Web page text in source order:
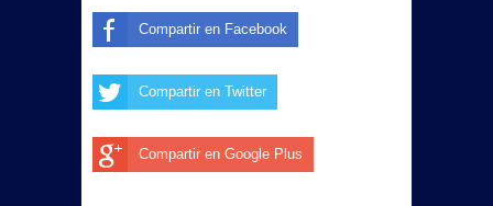
Compartir en Facebook
Compartir en Twitter
Compartir en Google Plus